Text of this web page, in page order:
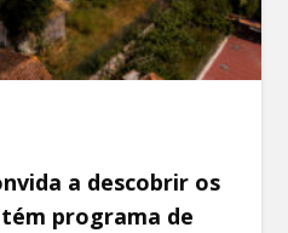
a descobrir os
programa de